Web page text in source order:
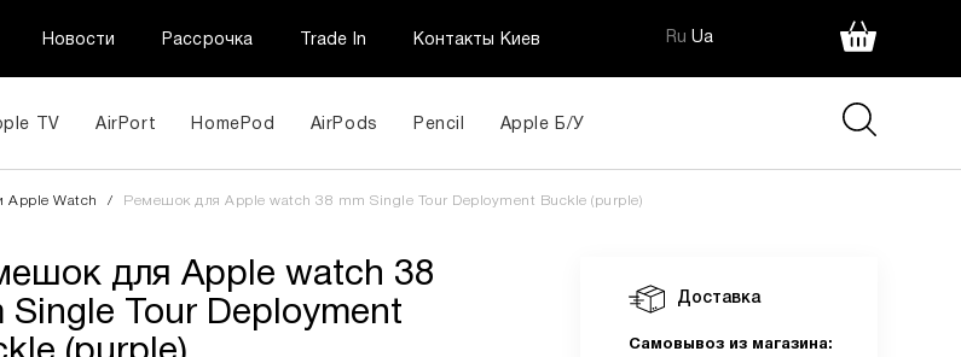
Новости Рассрочка Trade In Контакты Киев Ru Ua
TV AirPort HomePod AirPods Pencil Apple Б/У
Apple Watch / Ремешок для Apple watch 38 mm Single Tour Deployment Buckle (purple)
для Apple watch 38
Single Tour Deployment
ПриватБанк
Оплата
частинами
Кількість
платежів:
3
місяць:
Інформація: Доставка
Самовывоз из магазина: